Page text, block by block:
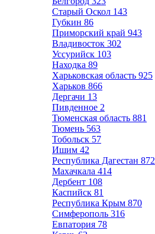
Старый Оскол 143
Губкин 86
Приморский край 943
Владивосток 302
Уссурийск 103
Находка 89
Харьковская область 925
Харьков 866
Дергачи 13
Пивденное 2
Тюменская область 881
Тюмень 563
Тобольск 57
Ишим 42
Республика Дагестан 872
Махачкала 414
Дербент 108
Каспийск 81
Республика Крым 870
Симферополь 316
Евпатория 78